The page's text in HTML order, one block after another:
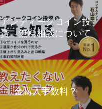
アンティークコイン投
資 無料相談について
金購入手数料？